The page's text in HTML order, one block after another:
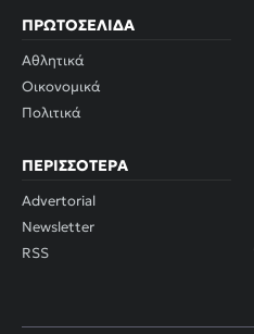
ΠΡΩΤΟΣΈΛΙΔΑ
Αθλητικά
Οικονομικά
Πολιτικά
ΠΕΡΙΣΣΌΤΕΡΑ
Advertorial
Newsletter
RSS